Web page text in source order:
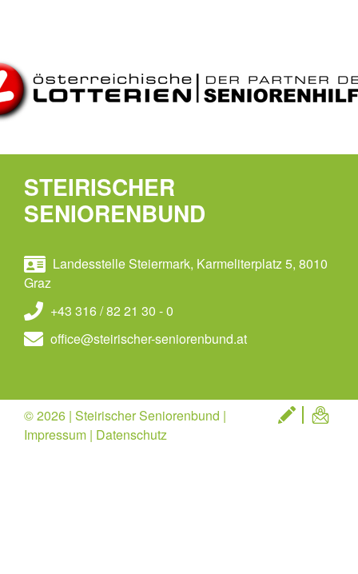
STEIRISCHER
SENIORENBUND
Landesstelle Steiermark, Karmeliterplatz 5, 8010
Graz
+43 316 / 82 21 30 - 0
office@steirischer-seniorenbund.at
© 2026 | Steirischer Seniorenbund |
Impressum | Datenschutz